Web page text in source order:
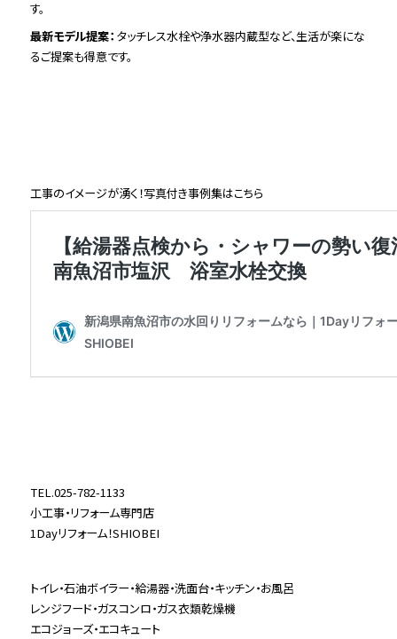
す。
最新モデル提案： タッチレス水栓や浄水器内蔵型など、生活が楽にな
るご提案も得意です。
工事のイメージが湧く！写真付き事例集はこちら
TEL.025-782-1133
小工事・リフォーム専門店
1Dayリフォーム！SHIOBEI
トイレ・石油ボイラー・給湯器・洗面台・キッチン・お風呂
レンジフード・ガスコンロ・ガス衣類乾燥機
エコジョーズ・エコキュート